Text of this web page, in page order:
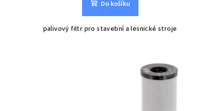
Do košíku
palivový filtr pro stavební a lesnické stroje